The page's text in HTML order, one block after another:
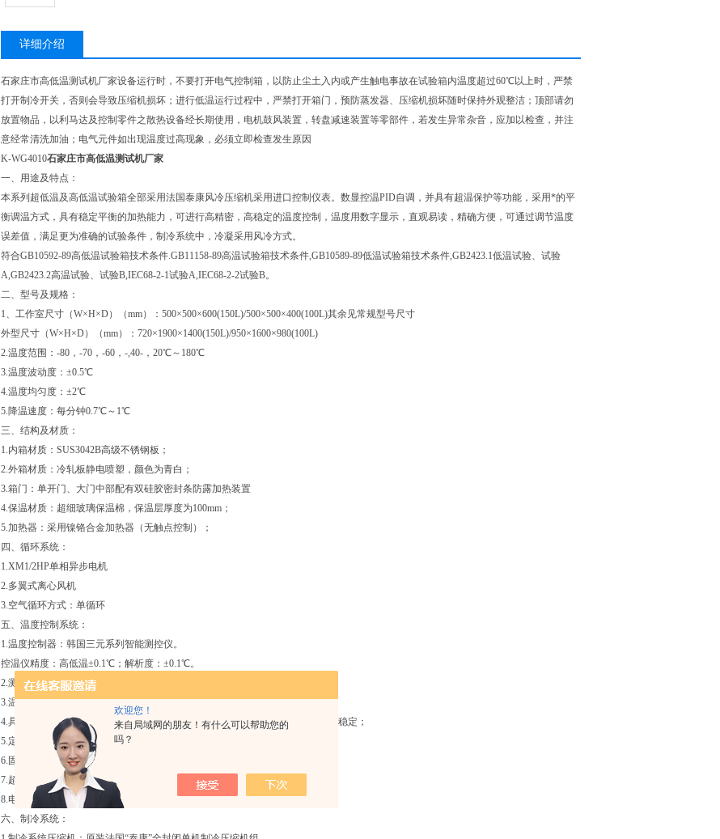
欢迎您！
来自局域网的朋友！有什么可以帮助您的
吗？
详细介绍
石家庄市高低温测试机厂家设备运行时，不要打开电气控制箱，以防止尘土入内或产生触电事故在试验箱内温度超过60℃以上时，严禁
打开制冷开关，否则会导致压缩机损坏；进行低温运行过程中，严禁打开箱门，预防蒸发器、压缩机损坏随时保持外观整洁；顶部请勿
放置物品，以利马达及控制零件之散热设备经长期使用，电机鼓风装置，转盘减速装置等零部件，若发生异常杂音，应加以检查，并注
意经常清洗加油；电气元件如出现温度过高现象，必须立即检查发生原因
K-WG4010石家庄市高低温测试机厂家
一、用途及特点：
本系列超低温及高低温试验箱全部采用法国泰康风冷压缩机采用进口控制仪表。数显控温PID自调，并具有超温保护等功能，采用*的平
衡调温方式，具有稳定平衡的加热能力，可进行高精密，高稳定的温度控制，温度用数字显示，直观易读，精确方便，可通过调节温度
误差值，满足更为准确的试验条件，制冷系统中，冷凝采用风冷方式。
符合GB10592-89高低温试验箱技术条件.GB11158-89高温试验箱技术条件,GB10589-89低温试验箱技术条件,GB2423.1低温试验、试验
A,GB2423.2高温试验、试验B,IEC68-2-1试验A,IEC68-2-2试验B。
二、型号及规格：
1、工作室尺寸（W×H×D）（mm）：500×500×600(150L)/500×500×400(100L)其余见常规型号尺寸
外型尺寸（W×H×D）（mm）：720×1900×1400(150L)/950×1600×980(100L)
2.温度范围：-80，-70，-60，-,40-，20℃～180℃
3.温度波动度：±0.5℃
4.温度均匀度：±2℃
5.降温速度：每分钟0.7℃～1℃
三、结构及材质：
1.内箱材质：SUS3042B高级不锈钢板；
2.外箱材质：冷轧板静电喷塑，颜色为青白；
3.箱门：单开门、大门中部配有双硅胶密封条防露加热装置
4.保温材质：超细玻璃保温棉，保温层厚度为100mm；
5.加热器：采用镍铬合金加热器（无触点控制）；
四、循环系统：
1.XM1/2HP单相异步电机
2.多翼式离心风机
3.空气循环方式：单循环
五、温度控制系统：
1.温度控制器：韩国三元系列智能测控仪。
控温仪精度：高低温±0.1℃；解析度：±0.1℃。
2.测温体：PT100铂金电阻测试传感器；
3.温度控制：P.I.D＋SSR系统同频道协调控制；
4.具有自动演算的功能，可将温湿度变化条件立即修正，使温湿度控制更为精确稳定；
5.定时范围：0~999h、m、s可调
6.固态继电器：中国台湾东利
7.超温保护：韩国宏泰
8.电器控制元件：德力西和国内
六、制冷系统：